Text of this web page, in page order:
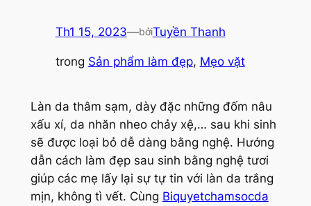
Th1 15, 2023—bởiTuyền Thanh
trong Sản phẩm làm đẹp, Mẹo vặt
Làn da thâm sạm, dày đặc những đốm nâu
xấu xí, da nhăn nheo chảy xệ,… sau khi sinh
sẽ được loại bỏ dễ dàng bằng nghệ. Hướng
dẫn cách làm đẹp sau sinh bằng nghệ tươi
giúp các mẹ lấy lại sự tự tin với làn da trắng
mịn, không tì vết. Cùng Biquyetchamsocda